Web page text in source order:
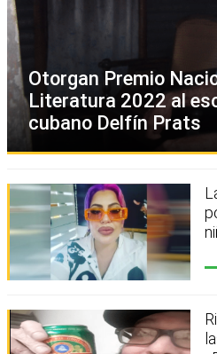
Otorgan Premio
Literatura 2022 al
cubano Delfín Prats